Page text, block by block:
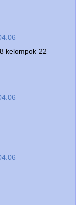
kelompok 22